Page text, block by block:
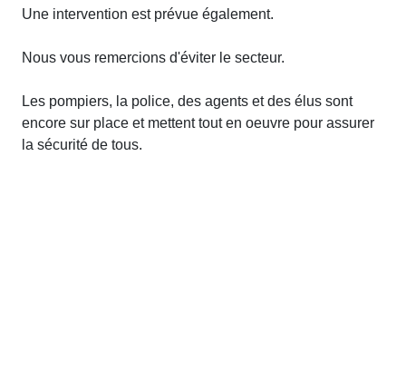
Une intervention est prévue également.
Nous vous remercions d'éviter le secteur.
Les pompiers, la police, des agents et des élus sont
encore sur place et mettent tout en oeuvre pour assurer
la sécurité de tous.